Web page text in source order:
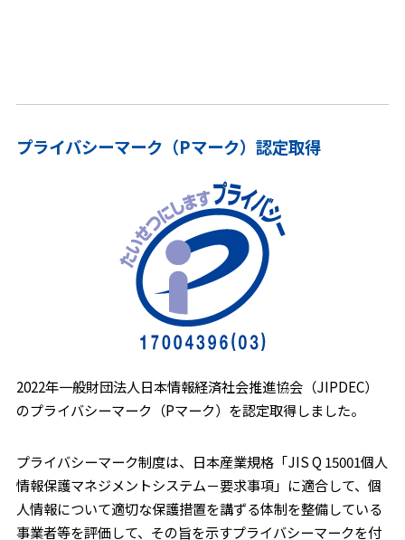
プライバシーマーク（Pマーク）認定取得
2022年一般財団法人日本情報経済社会推進協会（JIPDEC）
のプライバシーマーク（Pマーク）を認定取得しました。
プライバシーマーク制度は、日本産業規格「JIS Q 15001個人
情報保護マネジメントシステム－要求事項」に適合して、個
人情報について適切な保護措置を講ずる体制を整備している
事業者等を評価して、その旨を示すプライバシーマークを付